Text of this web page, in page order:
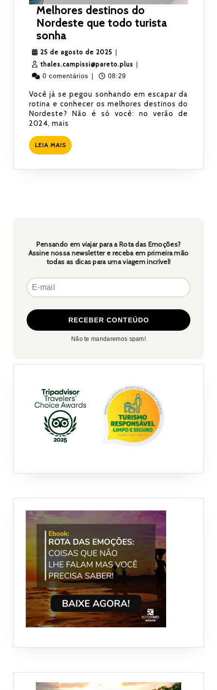
Melhores destinos do
Nordeste que todo turista
sonhaMelhores
destinos
do
Nordeste
todo
turista
sonha
25 de agosto de 2025 25
de
agosto
2025
thales.campissi@pareto.plus
0 comentários
08:29
Você já se pegou sonhando em escapar da
rotina e conhecer os melhores destinos do
Nordeste? Não é só você: no verão de
2024, mais
LEIA MAISLEIA
MAIS
Pensando em viajar para a Rota das Emoções?
Assine nossa newsletter e receba em primeira mão
todas as dicas para uma viagem incrível!
Não te mandaremos spam!